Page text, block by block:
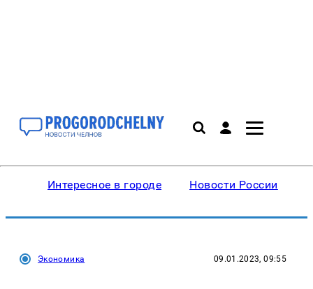
Интересное в городе Новости России
Экономика 09.01.2023, 09:55